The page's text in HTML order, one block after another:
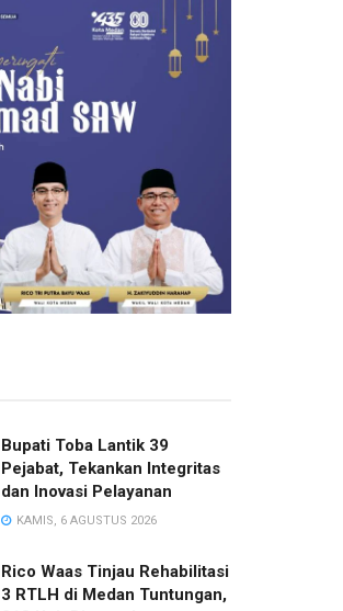
Bupati Toba Lantik 39
Pejabat, Tekankan Integritas
dan Inovasi Pelayanan
KAMIS, 6 AGUSTUS 2026
Rico Waas Tinjau Rehabilitasi
3 RTLH di Medan Tuntungan,